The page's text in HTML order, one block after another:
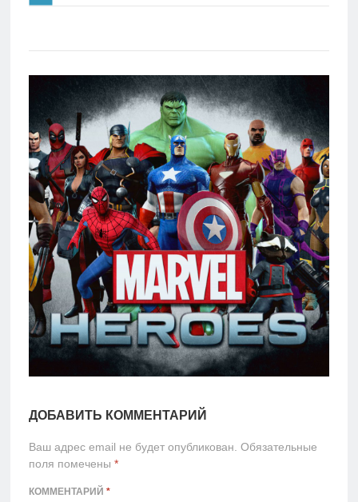
Мобильное
Культовые
игры
ДОБАВИТЬ КОММЕНТАРИЙ
Ваш адрес email не будет опубликован. Обязательные
поля помечены *
КОММЕНТАРИЙ *